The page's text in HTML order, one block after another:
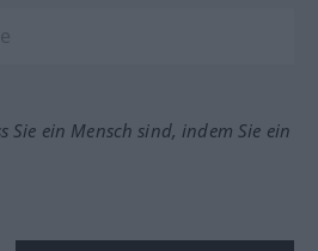
Sie ein Mensch sind, indem Sie ein